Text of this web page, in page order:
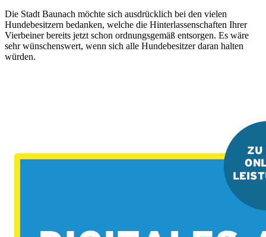
Die Stadt Baunach möchte sich ausdrücklich bei den vielen
Hundebesitzern bedanken, welche die Hinterlassenschaften Ihrer
Vierbeiner bereits jetzt schon ordnungsgemäß entsorgen. Es wäre
sehr wünschenswert, wenn sich alle Hundebesitzer daran halten
würden.